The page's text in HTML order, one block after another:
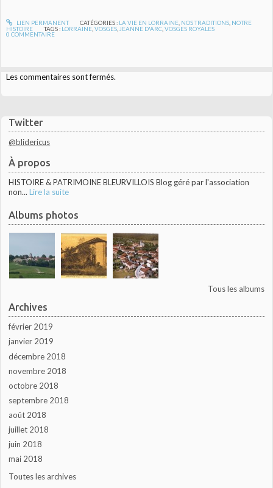
Twitter
@blidericus
À propos
HISTOIRE & PATRIMOINE BLEURVILLOIS Blog géré par l'association
non... Lire la suite
Albums photos
Tous les albums
Archives
février 2019
janvier 2019
décembre 2018
novembre 2018
octobre 2018
septembre 2018
août 2018
juillet 2018
juin 2018
mai 2018
Toutes les archives
LIEN PERMANENT CATÉGORIES : LA VIE EN LORRAINE, NOS TRADITIONS, NOTRE
HISTOIRE
TAGS : LORRAINE ,VOSGES JEANNE D'ARC ,VOSGES ROYALES
0 COMMENTAIRE
Les commentaires sont fermés.